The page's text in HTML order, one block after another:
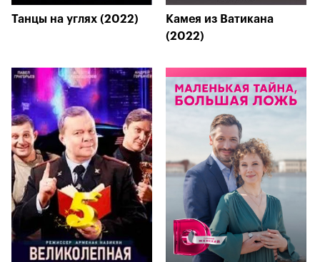
Танцы на углях (2022)
Камея из Ватикана
(2022)